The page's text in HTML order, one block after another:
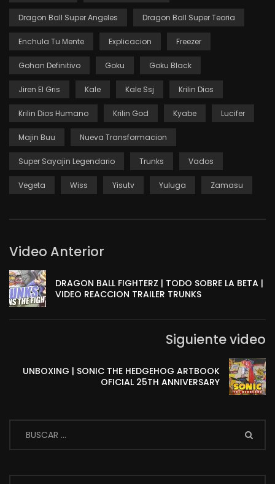
Dragon Ball Super Angeles Dragon Ball Super Teoria
Enchula Tu Mente Explicacion Freezer
Gohan Definitivo Goku Goku Black
Jiren El Gris Kale Kale Ssj Krilin Dios
Krilin Dios Humano Krilin God Kyabe Lucifer
Majin Buu Nueva Transformacion
Super Sayajin Legendario Trunks Vados
Vegeta Wiss Yisutv Yuluga Zamasu
Video Anterior
DRAGON BALL FIGHTERZ | TODO SOBRE LA BETA |
VIDEO REACCION TRAILER TRUNKS
Siguiente video
UNBOXING | SONIC THE HEDGEHOG ARTBOOK
OFICIAL 25TH ANNIVERSARY